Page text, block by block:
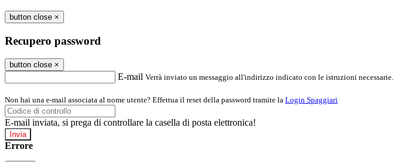
button close ×
Recupero password
button close ×
E-mail Verrà inviato un messaggio all'indirizzo indicato con le istruzioni necessarie.
Non hai una e-mail associata al nome utente? Effettua il reset della password tramite la Login Spaggiari
E-mail inviata, si prega di controllare la casella di posta elettronica!
Errore